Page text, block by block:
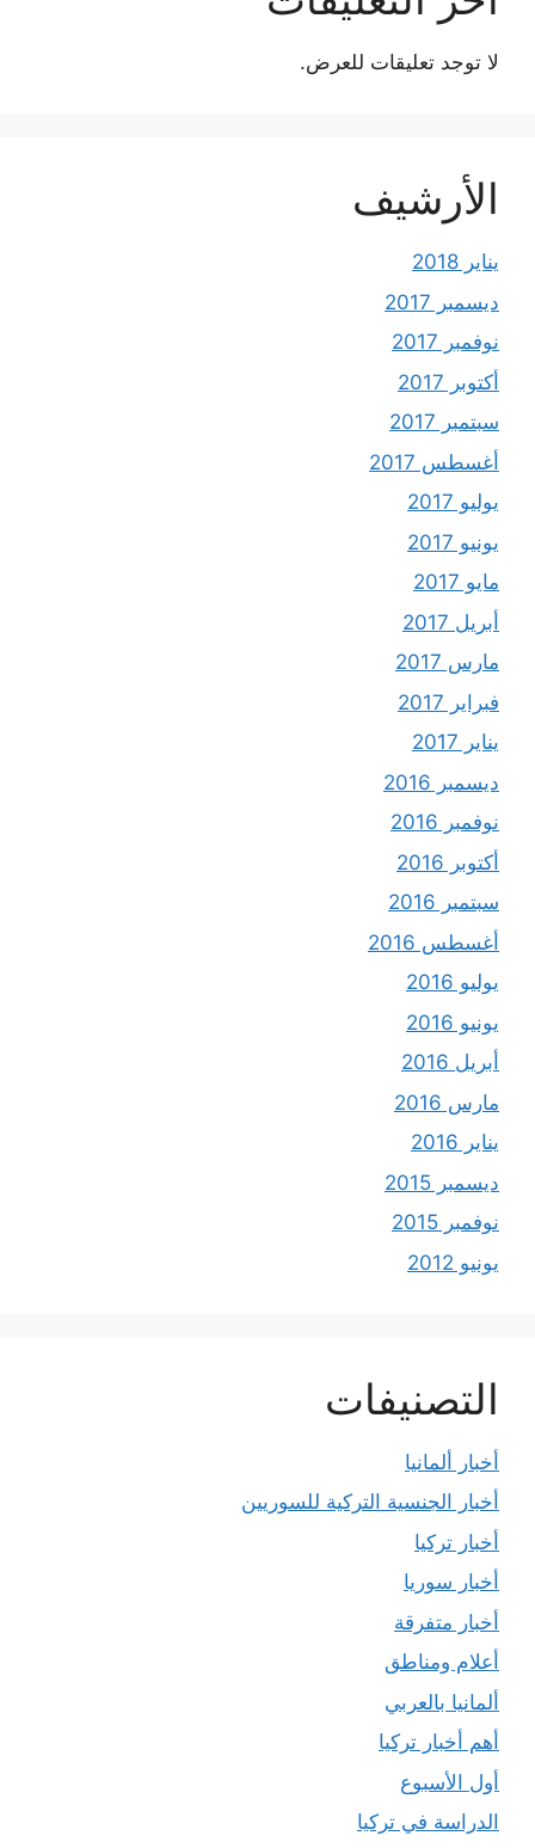
لا توجد تعليقات للعرض.
الأرشيف
يناير 2018
ديسمبر 2017
نوفمبر 2017
أكتوبر 2017
سبتمبر 2017
أغسطس 2017
يوليو 2017
يونيو 2017
مايو 2017
أبريل 2017
مارس 2017
فبراير 2017
يناير 2017
ديسمبر 2016
نوفمبر 2016
أكتوبر 2016
سبتمبر 2016
أغسطس 2016
يوليو 2016
يونيو 2016
أبريل 2016
مارس 2016
يناير 2016
ديسمبر 2015
نوفمبر 2015
يونيو 2012
التصنيفات
أخبار ألمانيا
أخبار الجنسية التركية للسوريين
أخبار تركيا
أخبار سوريا
أخبار متفرقة
أعلام ومناطق
ألمانيا بالعربي
أهم أخبار تركيا
أول الأسبوع
الدراسة في تركيا